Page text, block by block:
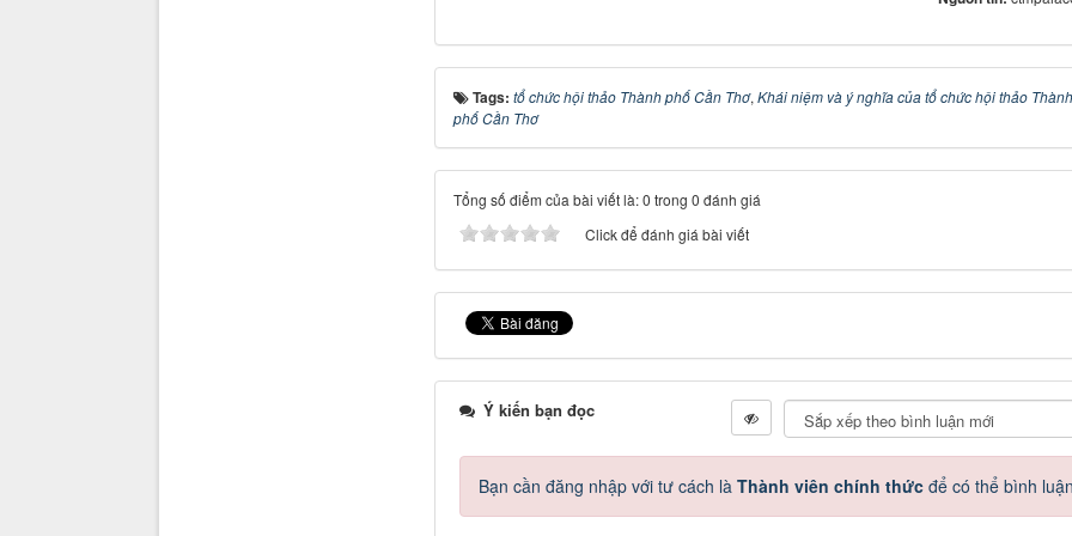
Tags: tổ chức hội thảo Thành phố Cần Thơ, Khái niệm và ý nghĩa của tổ chức hội thảo Thành
phố Cần Thơ
Tổng số điểm của bài viết là: 0 trong 0 đánh giá
Click để đánh giá bài viết
Ý kiến bạn đọc
Bạn cần đăng nhập với tư cách là Thành viên chính thứcđể có thể bình